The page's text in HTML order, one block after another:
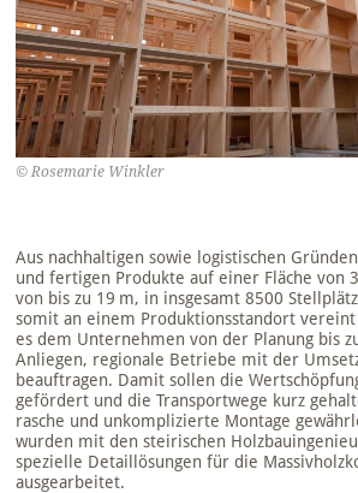
© Rosemarie Winkler
Aus nachhaltigen sowie logistischen
und fertigen Produkte auf einer Fläche von
von bis zu 19 m, in insgesamt 8500
somit an einem Produktionsstandort
es dem Unternehmen von der Planung bis
Anliegen, regionale Betriebe mit der
beauftragen. Damit sollen die
gefördert und die Transportwege kurz
rasche und unkomplizierte Montage
wurden mit den steirischen
spezielle Detaillösungen für die
ausgearbeitet.